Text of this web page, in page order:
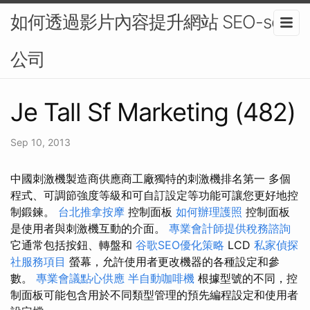
如何透過影片內容提升網站 SEO-seo
公司
Je Tall Sf Marketing (482)
Sep 10, 2013
中國刺激機製造商供應商工廠獨特的刺激機排名第一 多個
程式、可調節強度等級和可自訂設定等功能可讓您更好地控
制鍛鍊。 台北推拿按摩 控制面板 如何辦理護照 控制面板
是使用者與刺激機互動的介面。 專業會計師提供稅務諮詢
它通常包括按鈕、轉盤和 谷歌SEO優化策略 LCD 私家偵探
社服務項目 螢幕，允許使用者更改機器的各種設定和參
數。 專業會議點心供應 半自動咖啡機 根據型號的不同，控
制面板可能包含用於不同類型管理的預先編程設定和使用者